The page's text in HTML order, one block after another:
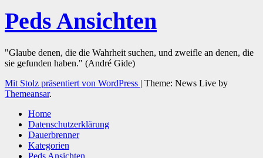
Peds Ansichten
"Glaube denen, die die Wahrheit suchen, und zweifle an denen, die
sie gefunden haben." (André Gide)
Mit Stolz präsentiert von WordPress | Theme: News Live by
Themeansar.
Home
Datenschutzerklärung
Dauerbrenner
Kategorien
Peds Ansichten